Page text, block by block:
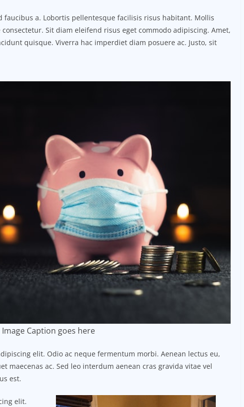
faucibus a. Lobortis pellentesque facilisis risus habitant. Mollis
Sit diam eleifend risus eget commodo adipiscing. Amet,
quisque. Viverra hac imperdiet diam posuere ac. Justo, sit
Image Caption goes here
elit. Odio ac neque fermentum morbi. Aenean lectus eu,
maecenas ac. Sed leo interdum aenean cras gravida vitae vel
est.
elit.